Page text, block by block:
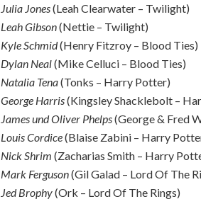
Julia Jones(Leah Clearwater – Twilight)
Leah Gibson(Nettie – Twilight)
Kyle Schmid(Henry Fitzroy – Blood Ties)
Dylan Neal(Mike Celluci – Blood Ties)
Natalia Tena(Tonks – Harry Potter)
George Harris(Kingsley Shacklebolt –
James und Oliver Phelps(George & Fred
Louis Cordice(Blaise Zabini – Harry
Nick Shrim (Zacharias Smith – Harry
Mark Ferguson(Gil Galad – Lord Of The
Jed Brophy(Ork – Lord Of The Rings)